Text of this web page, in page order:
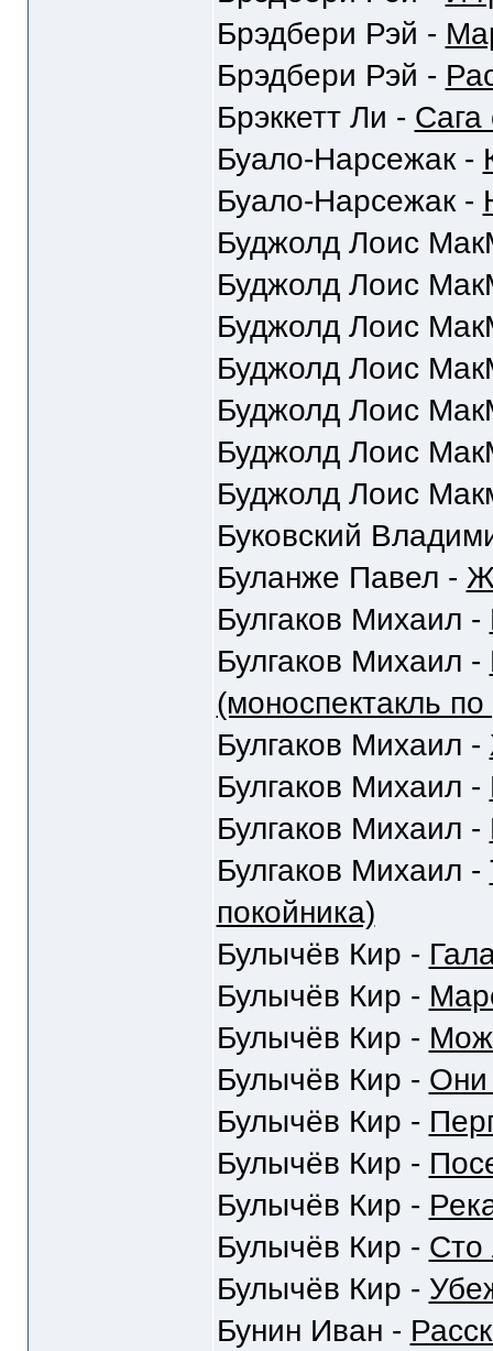
Брэдбери Рэй -
Брэдбери Рэй -
Брэккетт Ли - Сага
Буало-Нарсежак -
Буало-Нарсежак -
Буджолд Лоис
Буджолд Лоис
Буджолд Лоис
Буджолд Лоис
Буджолд Лоис
Буджолд Лоис
Буджолд Лоис
Буковский
Буланже Павел -
Булгаков Михаил -
Булгаков Михаил -
(моноспектакль
Булгаков Михаил -
Булгаков Михаил -
Булгаков Михаил -
Булгаков Михаил -
покойника)
Булычёв Кир -
Булычёв Кир -
Булычёв Кир -
Булычёв Кир - Они
Булычёв Кир -
Булычёв Кир -
Булычёв Кир -
Булычёв Кир - Сто
Булычёв Кир -
Бунин Иван -